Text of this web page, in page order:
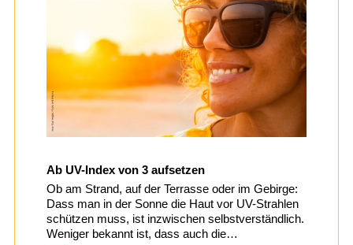
Ab UV-Index von 3 aufsetzen
Ob am Strand, auf der Terrasse oder im Gebirge:
Dass man in der Sonne die Haut vor UV-Strahlen
schützen muss, ist inzwischen selbstverständlich.
Weniger bekannt ist, dass auch die…